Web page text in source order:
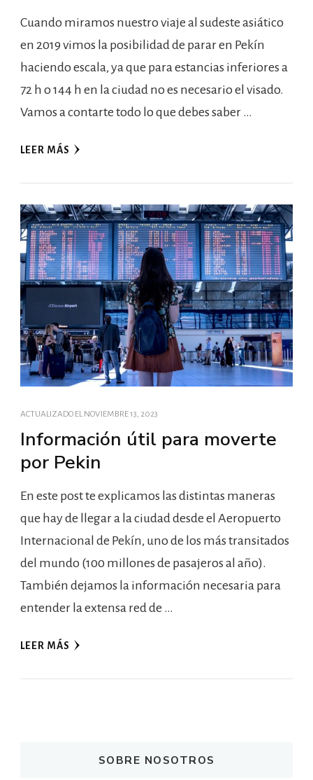
Cuando miramos nuestro viaje al sudeste asiático
en 2019 vimos la posibilidad de parar en Pekín
haciendo escala, ya que para estancias inferiores a
72 h o 144 h en la ciudad no es necesario el visado.
Vamos a contarte todo lo que debes saber …
LEER MÁS
ACTUALIZADO EL NOVIEMBRE 13, 2023
Información útil para moverte
por Pekin
En este post te explicamos las distintas maneras
que hay de llegar a la ciudad desde el Aeropuerto
Internacional de Pekín, uno de los más transitados
del mundo (100 millones de pasajeros al año).
También dejamos la información necesaria para
entender la extensa red de …
LEER MÁS
SOBRE NOSOTROS